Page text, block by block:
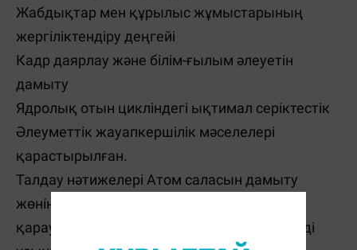
Жабдықтар мен құрылыс жұмыстарының
жергіліктендіру деңгейі
Кадр даярлау және білім-ғылым әлеуетін
дамыту
Ядролық отын цикліндегі ықтимал серіктестік
Әлеуметтік жауапкершілік мәселелері
қарастырылған.
Талдау нәтижелері Атом саласын дамыту
жөніндегі Ведомствоаралық комиссияның
қарауына ұсынылып, Қазақстанға ең тиімді